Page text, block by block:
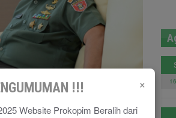
×
!!!
Website Prokopim Beralih dari
0904 Paser. Selain itu,
dengan Pemkab Paser untuk